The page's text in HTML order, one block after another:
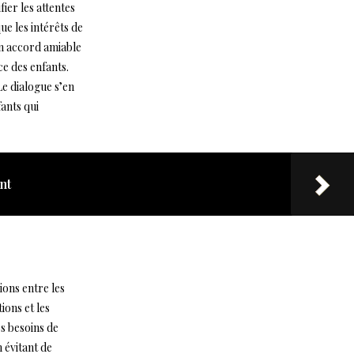
les attentes
les intérêts de
accord amiable
des enfants.
dialogue s’en
qui
entre les
et les
besoins de
évitant de